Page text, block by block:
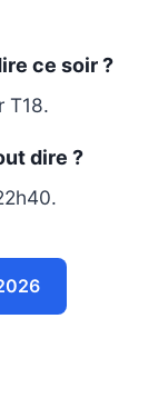
ce soir ?
T18.
dire ?